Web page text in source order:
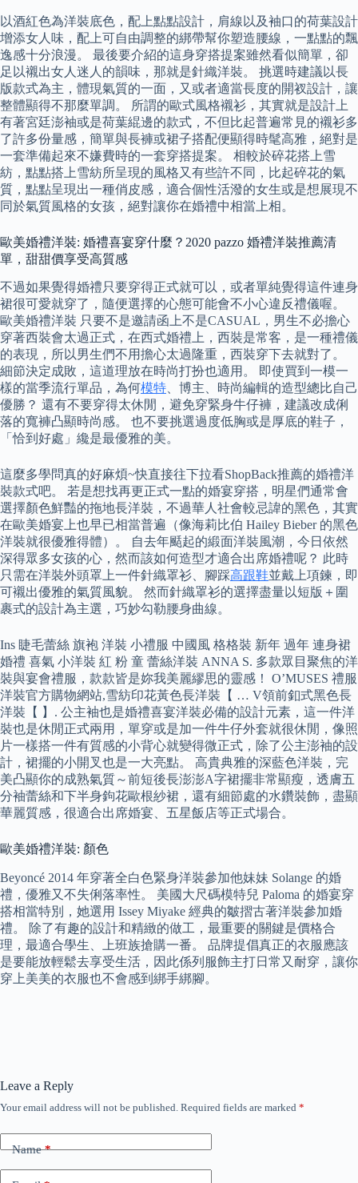
以酒紅色為洋裝底色，配上點點設計，肩線以及袖口的荷葉設計
增添女人味，配上可自由調整的綁帶幫你塑造腰線，一點點的飄
逸感十分浪漫。 最後要介紹的這身穿搭提案雖然看似簡單，卻
足以襯出女人迷人的韻味，那就是針織洋裝。 挑選時建議以長
版款式為主，體現氣質的一面，又或者適當長度的開衩設計，讓
整體顯得不那麼單調。 所謂的歐式風格襯衫，其實就是設計上
有著宮廷澎袖或是荷葉緄邊的款式，不但比起普遍常見的襯衫多
了許多份量感，簡單與長褲或裙子搭配便顯得時髦高雅，絕對是
一套準備起來不嫌費時的一套穿搭提案。 相較於碎花搭上雪
紡，點點搭上雪紡所呈現的風格又有些許不同，比起碎花的氣
質，點點呈現出一種俏皮感，適合個性活潑的女生或是想展現不
同於氣質風格的女孩，絕對讓你在婚禮中相當上相。
歐美婚禮洋裝: 婚禮喜宴穿什麼？2020 pazzo 婚禮洋裝推薦清
單，甜甜價享受高質感
不過如果覺得婚禮只要穿得正式就可以，或者單純覺得這件連身
裙很可愛就穿了，隨便選擇的心態可能會不小心違反禮儀喔。
歐美婚禮洋裝 只要不是邀請函上不是CASUAL，男生不必擔心
穿著西裝會太過正式，在西式婚禮上，西裝是常客，是一種禮儀
的表現，所以男生們不用擔心太過隆重，西裝穿下去就對了。
細節決定成敗，這道理放在時尚打扮也適用。 即使買到一模一
樣的當季流行單品，為何模特 、博主、時尚編輯的造型總比自己
優勝？ 還有不要穿得太休閒，避免穿緊身牛仔褲，建議改成俐
落的寬褲凸顯時尚感。 也不要挑選過度低胸或是厚底的鞋子，
「恰到好處」纔是最優雅的美。
這麼多學問真的好麻煩~快直接往下拉看ShopBack推薦的婚禮洋
裝款式吧。 若是想找再更正式一點的婚宴穿搭，明星們通常會
選擇顏色鮮豔的拖地長洋裝，不過華人社會較忌諱的黑色，其實
在歐美婚宴上也早已相當普遍（像海莉比伯 Hailey Bieber 的黑色
洋裝就很優雅得體）。 自去年颳起的緞面洋裝風潮，今日依然
深得眾多女孩的心，然而該如何造型才適合出席婚禮呢？ 此時
只需在洋裝外頭罩上一件針織罩衫、腳踩高跟鞋並戴上項鍊，即
可襯出優雅的氣質風貌。 然而針織罩衫的選擇盡量以短版＋圍
裹式的設計為主選，巧妙勾勒腰身曲線。
Ins 睫毛蕾絲 旗袍 洋裝 小禮服 中國風 格格裝 新年 過年 連身裙
婚禮 喜氣 小洋裝 紅 粉 童 蕾絲洋裝 ANNA S. 多款眾目聚焦的洋
裝與宴會禮服，款款皆是妳我美麗繆思的靈感！ O’MUSES 禮服
洋裝官方購物網站,雪紡印花黃色長洋裝【 … V領前釦式黑色長
洋裝【 】. 公主袖也是婚禮喜宴洋裝必備的設計元素，這一件洋
裝也是休閒正式兩用，單穿或是加一件牛仔外套就很休閒，像照
片一樣搭一件有質感的小背心就變得微正式，除了公主澎袖的設
計，裙擺的小開叉也是一大亮點。 高貴典雅的深藍色洋裝，完
美凸顯你的成熟氣質～前短後長澎澎A字裙擺非常顯瘦，透膚五
分袖蕾絲和下半身鉤花歐根紗裙，還有細節處的水鑽裝飾，盡顯
華麗質感，很適合出席婚宴、五星飯店等正式場合。
歐美婚禮洋裝: 顏色
Beyoncé 2014 年穿著全白色緊身洋裝參加他妹妹 Solange 的婚
禮，優雅又不失俐落率性。 美國大尺碼模特兒 Paloma 的婚宴穿
搭相當特別，她選用 Issey Miyake 經典的皺摺古著洋裝參加婚
禮。 除了有趣的設計和精緻的做工，最重要的關鍵是價格合
理，最適合學生、上班族搶購一番。 品牌提倡真正的衣服應該
是要能放輕鬆去享受生活，因此係列服飾主打日常又耐穿，讓你
穿上美美的衣服也不會感到綁手綁腳。
Leave a Reply
Your email address will not be published. Required fields are marked *
Name*